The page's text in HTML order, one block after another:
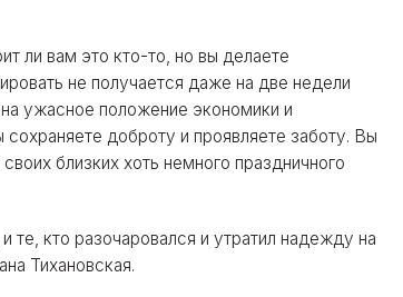
ли вам это кто-то, но вы делаете
не получается даже на две недели
ужасное положение экономики и
доброту и проявляете заботу. Вы
близких хоть немного праздничного
кто разочаровался и утратил надежду на
Тихановская.